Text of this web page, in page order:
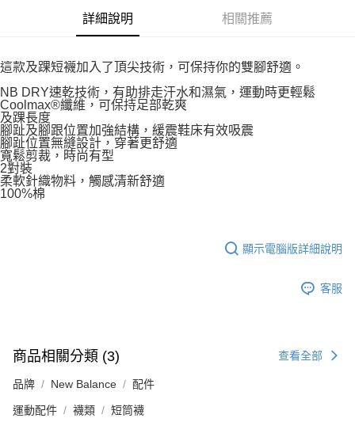
詳細說明 相關推薦
這款及踝短襪加入了頂尖技術，可保持你的雙腳舒適。
NB DRY速乾技術，有助排走汗水和濕氣，運動時更輕鬆
Coolmax®纖維，可保持足部乾爽
及踝長度
腳趾及腳跟位置加強結構，緩震鞋床有效吸震
腳趾位置無縫設計，穿著更舒適
寬鬆剪裁，時尚有型
2對裝
柔軟針織物料，觸感清新舒適
100%棉
顯示電腦版詳細說明
客服
商品相關分類 (3) 查看全部
品牌 New Balance 配件
運動配件 襪類 短筒襪